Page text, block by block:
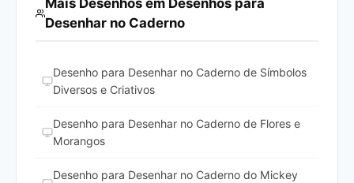
Mais Desenhos em Desenhos para
Desenhar no Caderno
Desenho para Desenhar no Caderno de Símbolos
Diversos e Criativos
Desenho para Desenhar no Caderno de Flores e
Morangos
Desenho para Desenhar no Caderno do Mickey